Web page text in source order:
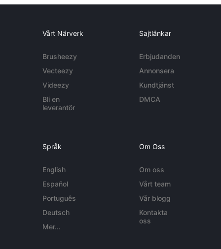
Vårt Närverk
Brusheezy
Vecteezy
Videezy
Bli en
leverantör
Sajtlänkar
Erbjudanden
Annonsera
Kundtjänst
DMCA
Språk
English
Español
Português
Deutsch
Mer...
Om Oss
Om oss
Vårt team
Vår blogg
Kontakta
oss